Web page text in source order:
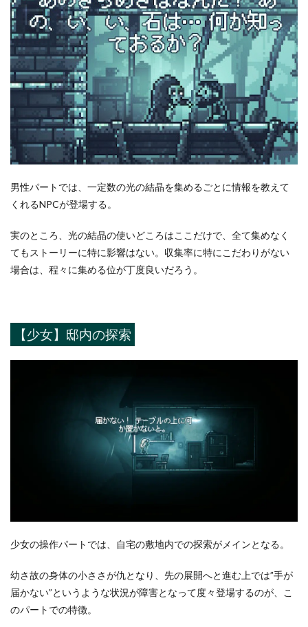
男性パートでは、一定数の光の結晶を集めるごとに情報を教えて
くれるNPCが登場する。
実のところ、光の結晶の使いどころはここだけで、全て集めなく
てもストーリーに特に影響はない。収集率に特にこだわりがない
場合は、程々に集める位が丁度良いだろう。
【少女】邸内の探索
少女の操作パートでは、自宅の敷地内での探索がメインとなる。
幼さ故の身体の小ささが仇となり、先の展開へと進む上では”手が
届かない”というような状況が障害となって度々登場するのが、こ
のパートでの特徴。